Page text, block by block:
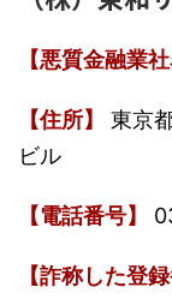
【悪質金融業社
【住所】
東京
ビル
【電話番号】
【詐称した登録